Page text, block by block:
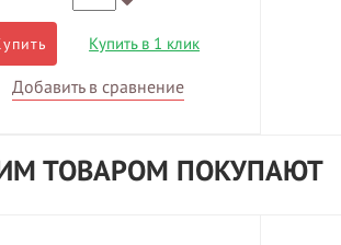
Купить в 1 клик
Добавить в сравнение
ТОВАРОМ ПОКУПАЮТ